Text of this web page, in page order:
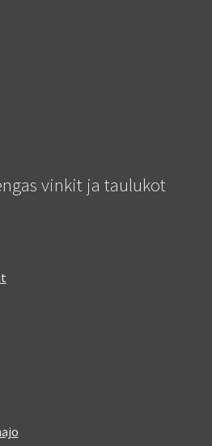
vinkit ja taulukot